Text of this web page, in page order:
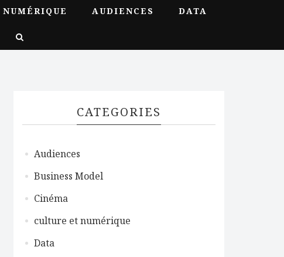
AUDIENCES DATA
CATEGORIES
Audiences
Business Model
Cinéma
culture et numérique
Data